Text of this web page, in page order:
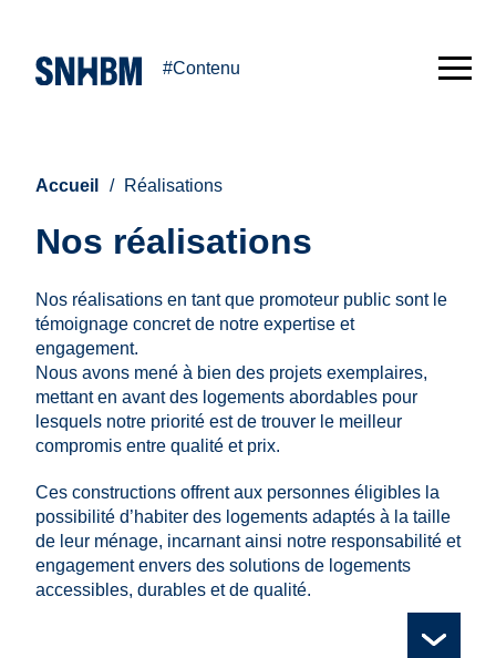
#Contenu
Accueil Réalisations
Nos réalisations
Nos réalisations en tant que promoteur public sont le
témoignage concret de notre expertise et
engagement.
Nous avons mené à bien des projets exemplaires,
mettant en avant des logements abordables pour
lesquels notre priorité est de trouver le meilleur
compromis entre qualité et prix.
Ces constructions offrent aux personnes éligibles la
possibilité d’habiter des logements adaptés à la taille
de leur ménage, incarnant ainsi notre responsabilité et
engagement envers des solutions de logements
accessibles, durables et de qualité.